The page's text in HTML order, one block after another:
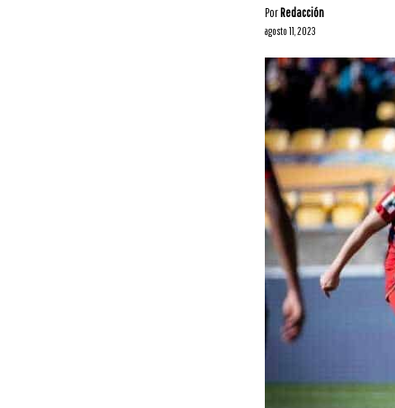
PorRedacción
agosto 11, 2023